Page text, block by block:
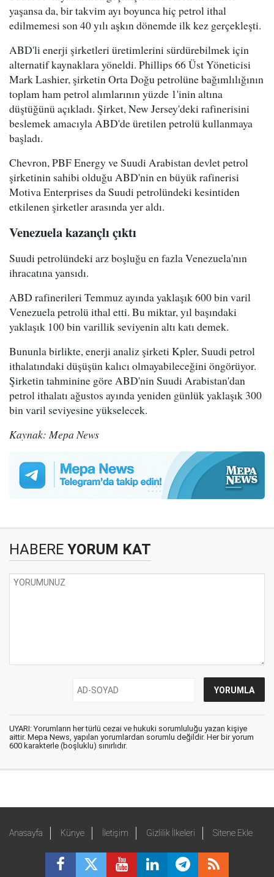
yaşansa da, bir takvim ayı boyunca hiç petrol ithal
edilmemesi son 40 yılı aşkın dönemde ilk kez gerçekleşti.
ABD'li enerji şirketleri üretimlerini sürdürebilmek için
alternatif kaynaklara yöneldi. Phillips 66 Üst Yöneticisi
Mark Lashier, şirketin Orta Doğu petrolüne bağımlılığının
toplam ham petrol alımlarının yüzde 1'inin altına
düştüğünü açıkladı. Şirket, New Jersey'deki rafinerisini
beslemek amacıyla ABD'de üretilen petrolü kullanmaya
başladı.
Chevron, PBF Energy ve Suudi Arabistan devlet petrol
şirketinin sahibi olduğu ABD'nin en büyük rafinerisi
Motiva Enterprises da Suudi petrolündeki kesintiden
etkilenen şirketler arasında yer aldı.
Venezuela kazançlı çıktı
Suudi petrolündeki arz boşluğu en fazla Venezuela'nın
ihracatına yansıdı.
ABD rafinerileri Temmuz ayında yaklaşık 600 bin varil
Venezuela petrolü ithal etti. Bu miktar, yıl başındaki
yaklaşık 100 bin varillik seviyenin altı katı demek.
Bununla birlikte, enerji analiz şirketi Kpler, Suudi petrol
ithalatındaki düşüşün kalıcı olmayabileceğini öngörüyor.
Şirketin tahminine göre ABD'nin Suudi Arabistan'dan
petrol ithalatı ağustos ayında yeniden günlük yaklaşık 300
bin varil seviyesine yükselecek.
Kaynak: Mepa News
HABERE YORUM KAT
UYARI: Yorumların her türlü cezai ve hukuki sorumluluğu yazan kişiye
aittir. Mepa News, yapılan yorumlardan sorumlu değildir. Her bir yorum
600 karakterle (boşluklu) sınırlıdır.
Anasayfa Künye İletişim Gizlilik İlkeleri Sitene Ekle